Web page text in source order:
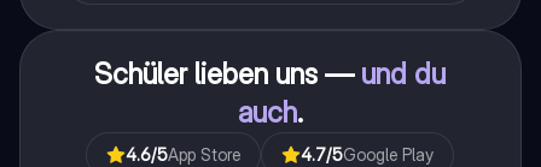
Schüler lieben uns — und du
auch.
4.6/5App Store 4.7/5Google Play